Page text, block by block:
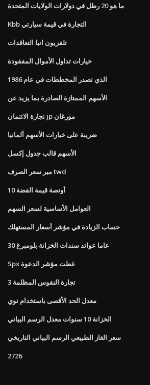
ما هو 20 رطل في دولارات الولايات المتحدة
Kbb التجارة في قيمة سيارتي
تلفزيون انبا التعاقدات
خيارات تداول الأموال المفقودة
الذي تصدر المخططات في عام 1986
الأسهم الممتازة الصادرة بما يزيد عن
تجارة الائتمان jp مورغان
ضريبة على خيارات الأسهم ألمانيا
الأسهم قالب جدول إكسل
مير سعر الصرف twd
10 أونصة قيمة الفضة
العوامل الأساسية لسعر السهم
حساب الزيادة في مؤشر أسعار المستهلك
30 عاما عوائد سندات الخزانة بلومبرغ
Spx غطت مؤشر الدعوة
تجارة النفوس المظلمة 3
معدل الحد الأقصى باستخدام نوي
الخزانة 10 سنوات معدل الرسم البياني
سعر الغاز الطبيعي الرسم البياني التاريخي
2726